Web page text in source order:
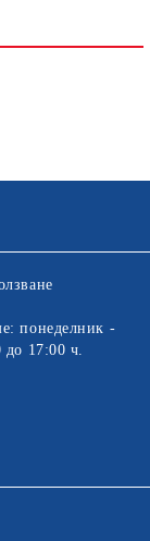
понеделник -
до 17:00 ч.